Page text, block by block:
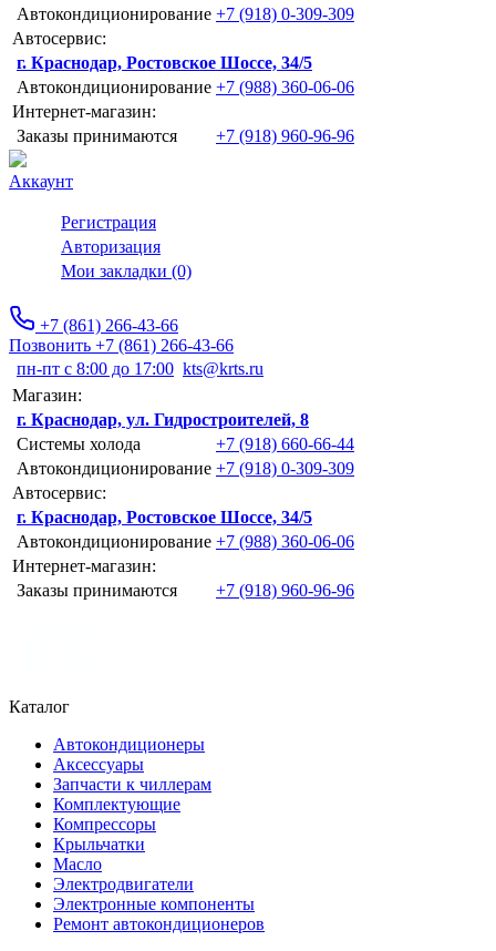
Автокондиционирование +7 (918) 0-309-309
Автосервис:
г. Краснодар, Ростовское Шоссе, 34/5
Автокондиционирование +7 (988) 360-06-06
Интернет-магазин:
Заказы принимаются
+7 (918) 960-96-96
Аккаунт
Регистрация
Авторизация
Мои закладки (0)
+7 (861) 266-43-66
Позвонить +7 (861) 266-43-66
пн-пт с 8:00 до 17:00 kts@krts.ru
Магазин:
г. Краснодар, ул. Гидростроителей, 8
Системы холода
+7 (918) 660-66-44
Автокондиционирование +7 (918) 0-309-309
Автосервис:
г. Краснодар, Ростовское Шоссе, 34/5
Автокондиционирование +7 (988) 360-06-06
Интернет-магазин:
Заказы принимаются
+7 (918) 960-96-96
Каталог
Автокондиционеры
Аксессуары
Запчасти к чиллерам
Комплектующие
Компрессоры
Крыльчатки
Масло
Электродвигатели
Электронные компоненты
Ремонт автокондиционеров